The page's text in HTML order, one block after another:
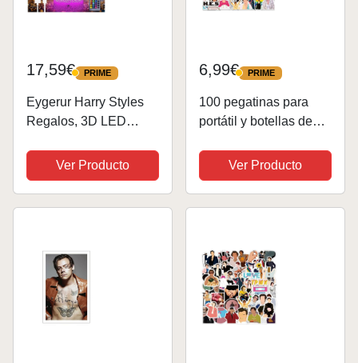
17,59€ PRIME
PRIME
Eygerur Harry Styles
Regalos, 3D LED
Lámpara,16 Color
Regulable Con Control
Remoto y 4 Modos,
Ver Producto
6,99€ PRIME
PRIME
100 pegatinas para
portátil y botellas de
Styles, para
ordenadores portátiles,
para adolescentes,
Ver Producto